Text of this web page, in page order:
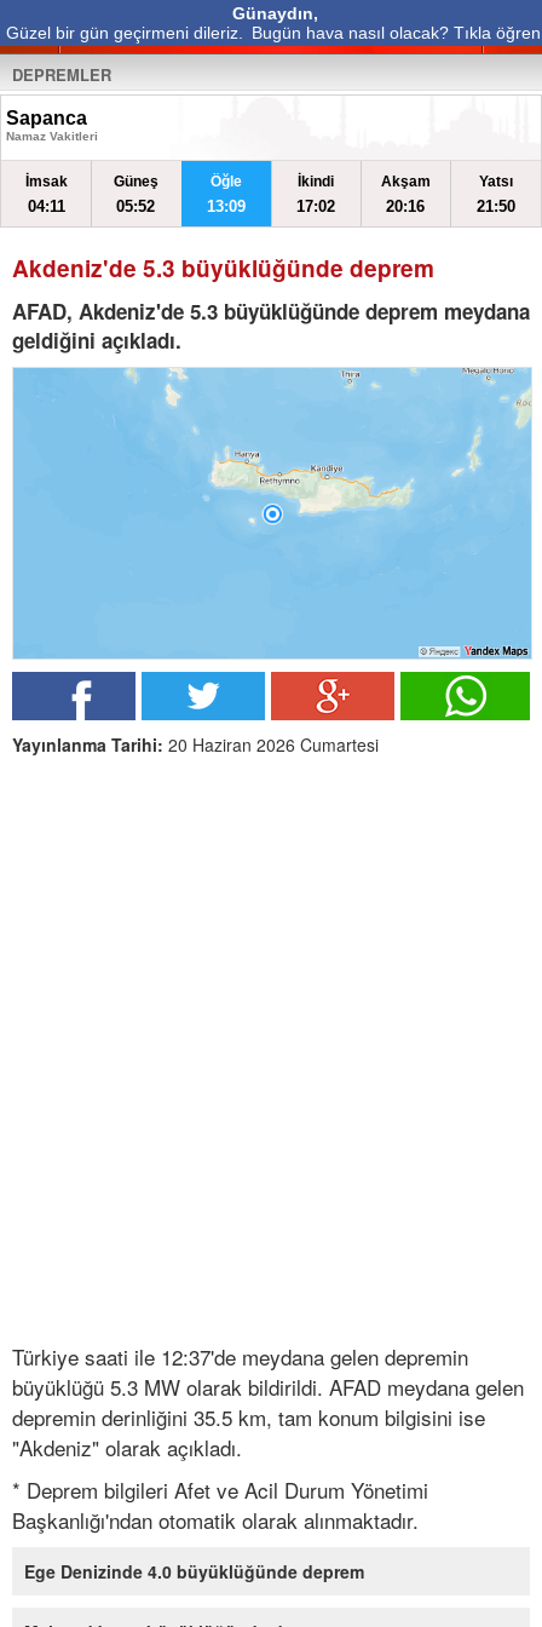
Günaydın,
Güzel bir gün geçirmeni dileriz.
Bugün hava nasıl olacak? Tıkla öğren
DEPREMLER
Sapanca
Namaz Vakitleri
İmsak
04:11
Güneş
05:52
Öğle
13:09
İkindi
17:02
Akşam
20:16
Yatsı
21:50
Akdeniz'de 5.3 büyüklüğünde deprem
AFAD, Akdeniz'de 5.3 büyüklüğünde deprem meydana
geldiğini açıkladı.
Yayınlanma Tarihi: 20 Haziran 2026 Cumartesi
Türkiye saati ile 12:37'de meydana gelen depremin
büyüklüğü 5.3 MW olarak bildirildi. AFAD meydana gelen
depremin derinliğini 35.5 km, tam konum bilgisini ise
"Akdeniz" olarak açıkladı.
* Deprem bilgileri Afet ve Acil Durum Yönetimi
Başkanlığı'ndan otomatik olarak alınmaktadır.
Ege Denizinde 4.0 büyüklüğünde deprem